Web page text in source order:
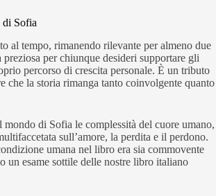
Sofia
al tempo, rimanendo rilevante per almeno due
preziosa per chiunque desideri supportare gli
percorso di crescita personale. È un tributo
che la storia rimanga tanto coinvolgente quanto
di Sofia le complessità del cuore umano,
sull’amore, la perdita e il perdono.
umana nel libro era sia commovente
un esame sottile delle nostre libro italiano